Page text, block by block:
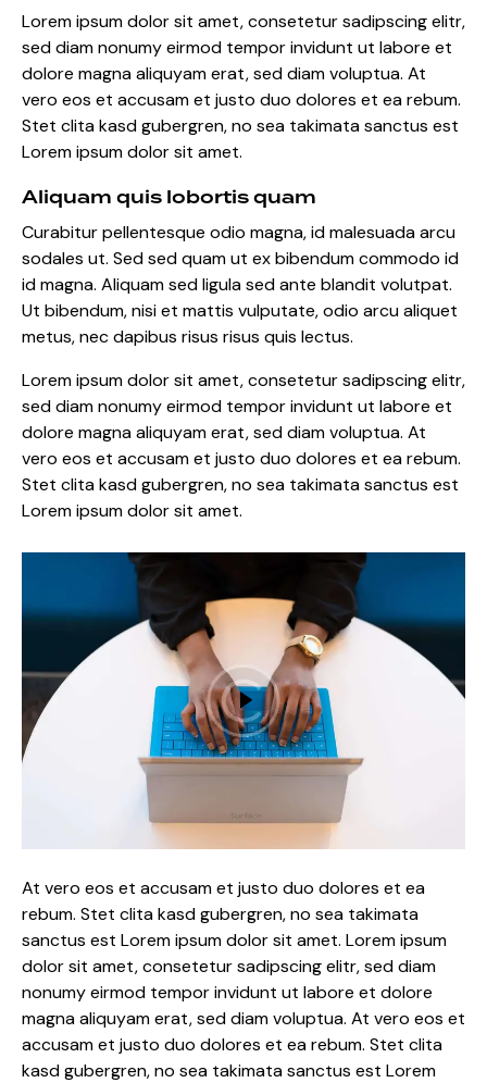
Lorem ipsum dolor sit amet, consetetur sadipscing elitr,
sed diam nonumy eirmod tempor invidunt ut labore et
dolore magna aliquyam erat, sed diam voluptua. At
vero eos et accusam et justo duo dolores et ea rebum.
Stet clita kasd gubergren, no sea takimata sanctus est
Lorem ipsum dolor sit amet.
Aliquam quis lobortis quam
Curabitur pellentesque odio magna, id malesuada arcu
sodales ut. Sed sed quam ut ex bibendum commodo id
id magna. Aliquam sed ligula sed ante blandit volutpat.
Ut bibendum, nisi et mattis vulputate, odio arcu aliquet
metus, nec dapibus risus risus quis lectus.
Lorem ipsum dolor sit amet, consetetur sadipscing elitr,
sed diam nonumy eirmod tempor invidunt ut labore et
dolore magna aliquyam erat, sed diam voluptua. At
vero eos et accusam et justo duo dolores et ea rebum.
Stet clita kasd gubergren, no sea takimata sanctus est
Lorem ipsum dolor sit amet.
At vero eos et accusam et justo duo dolores et ea
rebum. Stet clita kasd gubergren, no sea takimata
sanctus est Lorem ipsum dolor sit amet. Lorem ipsum
dolor sit amet, consetetur sadipscing elitr, sed diam
nonumy eirmod tempor invidunt ut labore et dolore
magna aliquyam erat, sed diam voluptua. At vero eos et
accusam et justo duo dolores et ea rebum. Stet clita
kasd gubergren, no sea takimata sanctus est Lorem